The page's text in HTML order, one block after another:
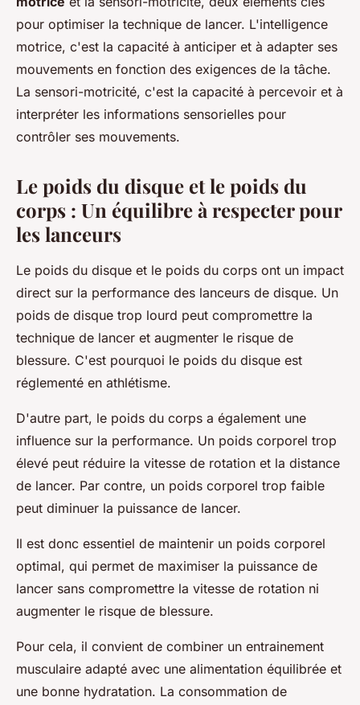
pour optimiser la technique de lancer. L'intelligence
motrice, c'est la capacité à anticiper et à adapter ses
mouvements en fonction des exigences de la tâche.
La sensori-motricité, c'est la capacité à percevoir et à
interpréter les informations sensorielles pour
contrôler ses mouvements.
Le poids du disque et le poids du
corps : Un équilibre à respecter pour
les lanceurs
Le poids du disque et le poids du corps ont un impact
direct sur la performance des lanceurs de disque. Un
poids de disque trop lourd peut compromettre la
technique de lancer et augmenter le risque de
blessure. C'est pourquoi le poids du disque est
réglementé en athlétisme.
D'autre part, le poids du corps a également une
influence sur la performance. Un poids corporel trop
élevé peut réduire la vitesse de rotation et la distance
de lancer. Par contre, un poids corporel trop faible
peut diminuer la puissance de lancer.
Il est donc essentiel de maintenir un poids corporel
optimal, qui permet de maximiser la puissance de
lancer sans compromettre la vitesse de rotation ni
augmenter le risque de blessure.
Pour cela, il convient de combiner un entrainement
musculaire adapté avec une alimentation équilibrée et
une bonne hydratation. La consommation de